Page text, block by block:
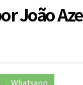
João
Whatsapp